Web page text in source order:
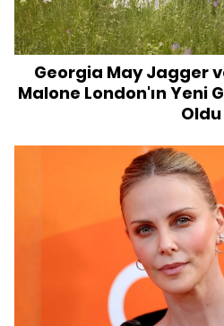
Georgia May Jagger
Malone London'ın Yeni
Oldu